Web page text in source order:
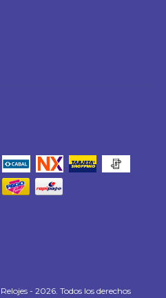
- 2026. Todos los derechos